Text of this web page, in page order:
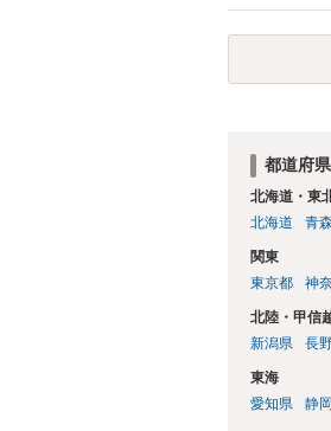
都道府
北海道・東
北海道
青
関東
東京都
神
北陸・甲信
新潟県
長
東海
愛知県
静